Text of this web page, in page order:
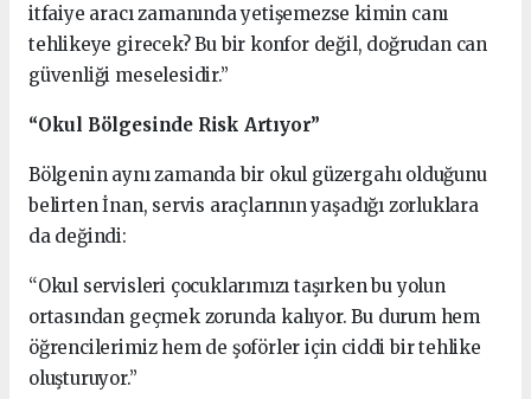
itfaiye aracı zamanında yetişemezse kimin canı
tehlikeye girecek? Bu bir konfor değil, doğrudan can
güvenliği meselesidir.”
“Okul Bölgesinde Risk Artıyor”
Bölgenin aynı zamanda bir okul güzergahı olduğunu
belirten İnan, servis araçlarının yaşadığı zorluklara
da değindi:
“Okul servisleri çocuklarımızı taşırken bu yolun
ortasından geçmek zorunda kalıyor. Bu durum hem
öğrencilerimiz hem de şoförler için ciddi bir tehlike
oluşturuyor.”